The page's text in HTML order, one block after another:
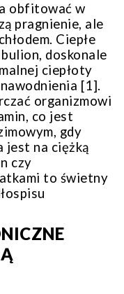
obfitować w
pragnienie, ale
Ciepłe
doskonale
ciepłoty
[1].
organizmowi
co jest
gdy
jest na ciężką
czy
to świetny